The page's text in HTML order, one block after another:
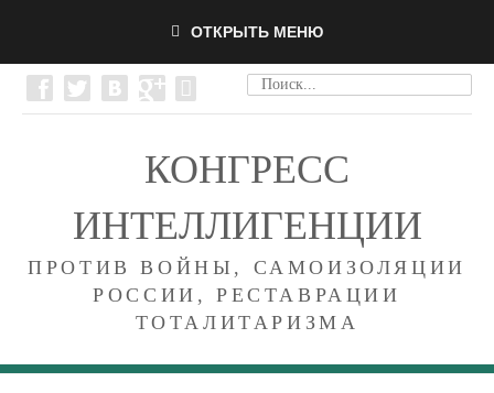
ОТКРЫТЬ МЕНЮ
КОНГРЕСС
ИНТЕЛЛИГЕНЦИИ
ПРОТИВ ВОЙНЫ, САМОИЗОЛЯЦИИ
РОССИИ, РЕСТАВРАЦИИ
ТОТАЛИТАРИЗМА